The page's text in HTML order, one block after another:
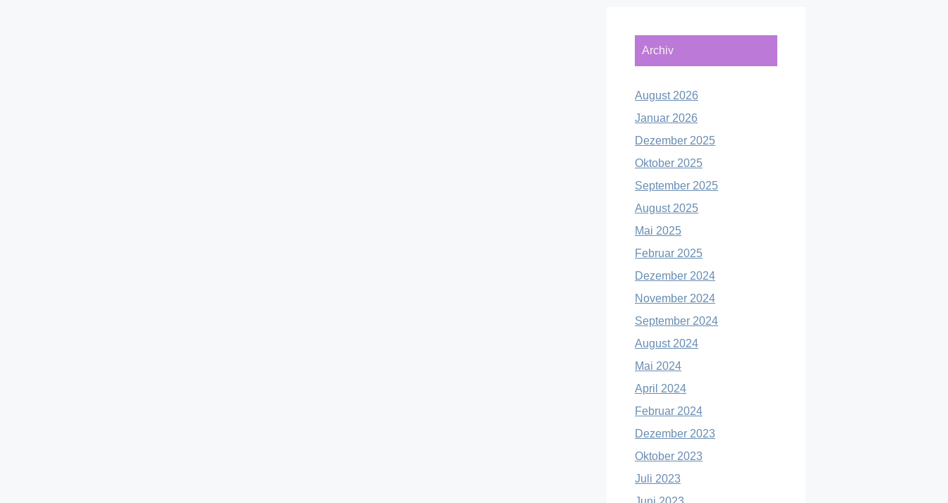
Archiv
August 2026
Januar 2026
Dezember 2025
Oktober 2025
September 2025
August 2025
Mai 2025
Februar 2025
Dezember 2024
November 2024
September 2024
August 2024
Mai 2024
April 2024
Februar 2024
Dezember 2023
Oktober 2023
Juli 2023